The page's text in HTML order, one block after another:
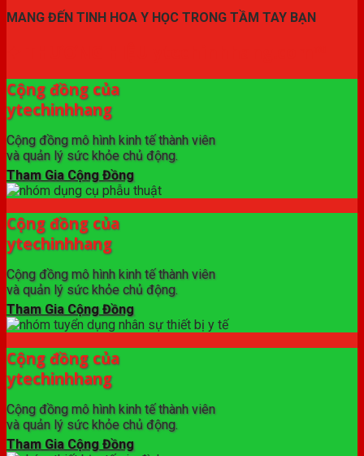
MANG ĐẾN TINH HOA Y HỌC TRONG TẦM TAY BẠN
Cộng đồng của
ytechinhhang
Cộng đồng mô hình kinh tế thành viên
và quản lý sức khỏe chủ động.
Tham Gia Cộng Đồng
Cộng đồng của
ytechinhhang
Cộng đồng mô hình kinh tế thành viên
và quản lý sức khỏe chủ động.
Tham Gia Cộng Đồng
Cộng đồng của
ytechinhhang
Cộng đồng mô hình kinh tế thành viên
và quản lý sức khỏe chủ động.
Tham Gia Cộng Đồng